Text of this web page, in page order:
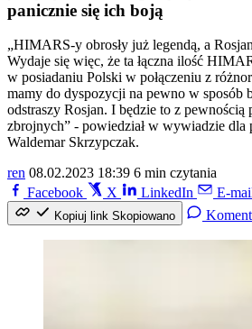
panicznie się ich boją
„HIMARS-y obrosły już legendą, a
Wydaje się więc, że ta łączna ilość
w posiadaniu Polski w połączeniu z
mamy do dyspozycji na pewno w sposób
odstraszy Rosjan. I będzie to z pewnością
zbrojnych” - powiedział w wywiadzie dla
Waldemar Skrzypczak.
ren 08.02.2023 18:39 6 min czytania
Facebook
X LinkedIn E-
Kopiuj link Skopiowano